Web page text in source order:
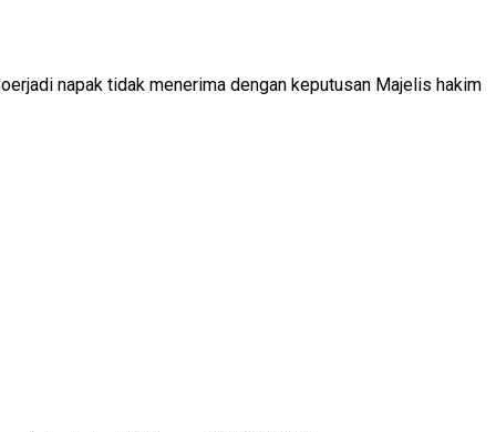
napak tidak menerima dengan keputusan Majelis hakim